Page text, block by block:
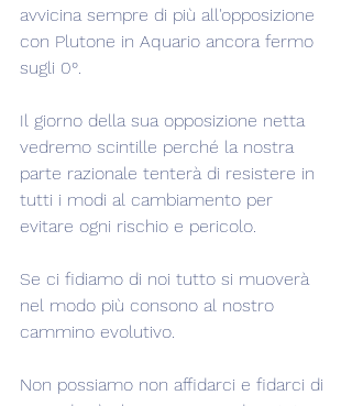
avvicina sempre di più all'opposizione
con Plutone in Aquario ancora fermo
sugli 0°.
Il giorno della sua opposizione netta
vedremo scintille perché la nostra
parte razionale tenterà di resistere in
tutti i modi al cambiamento per
evitare ogni rischio e pericolo.
Se ci fidiamo di noi tutto si muoverà
nel modo più consono al nostro
cammino evolutivo.
Non possiamo non affidarci e fidarci di